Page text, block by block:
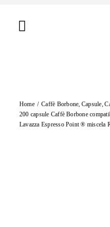
contenutoToggle
Shop
Home Caffè Borbone Capsule
200 capsule Caffè Borbone
Lavazza Espresso Point ® miscela